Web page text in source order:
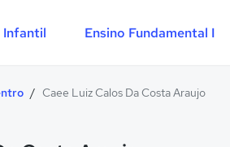
Infantil Ensino Fundamental I
/ Caee Luiz Calos Da Costa Araujo